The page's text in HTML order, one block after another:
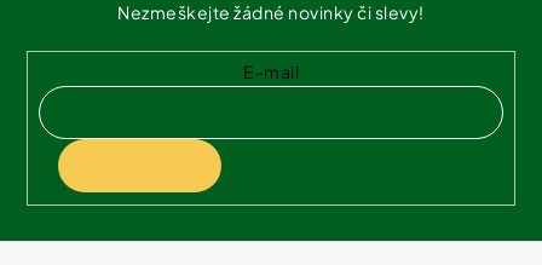
Nezmeškejte žádné novinky či slevy!
E-mail